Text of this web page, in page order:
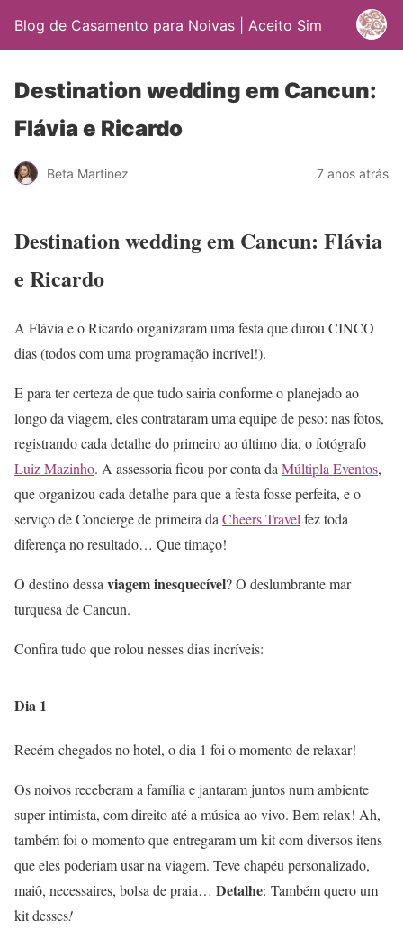
Blog de Casamento para Noivas | Aceito Sim
Destination wedding em Cancun:
Flávia e Ricardo
Beta Martinez 7 anos atrás
Destination wedding em Cancun: Flávia
e Ricardo
A Flávia e o Ricardo organizaram uma festa que durou CINCO
dias (todos com uma programação incrível!).
E para ter certeza de que tudo sairia conforme o planejado ao
longo da viagem, eles contrataram uma equipe de peso: nas fotos,
registrando cada detalhe do primeiro ao último dia, o fotógrafo
Luiz Mazinho. A assessoria ficou por conta da Múltipla Eventos,
que organizou cada detalhe para que a festa fosse perfeita, e o
serviço de Concierge de primeira da Cheers Travel fez toda
diferença no resultado… Que timaço!
O destino dessa viagem inesquecível? O deslumbrante mar
turquesa de Cancun.
Confira tudo que rolou nesses dias incríveis:
Dia 1
Recém-chegados no hotel, o dia 1 foi o momento de relaxar!
Os noivos receberam a família e jantaram juntos num ambiente
super intimista, com direito até a música ao vivo. Bem relax! Ah,
também foi o momento que entregaram um kit com diversos itens
que eles poderiam usar na viagem. Teve chapéu personalizado,
maiô, necessaires, bolsa de praia… Detalhe: Também quero um
kit desses!